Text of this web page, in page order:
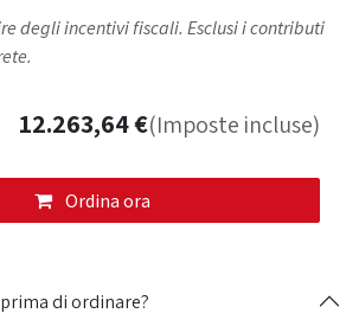
degli incentivi fiscali. Esclusi i contributi
Ordina ora
12.263,64€(Imposte incluse)
di ordinare?